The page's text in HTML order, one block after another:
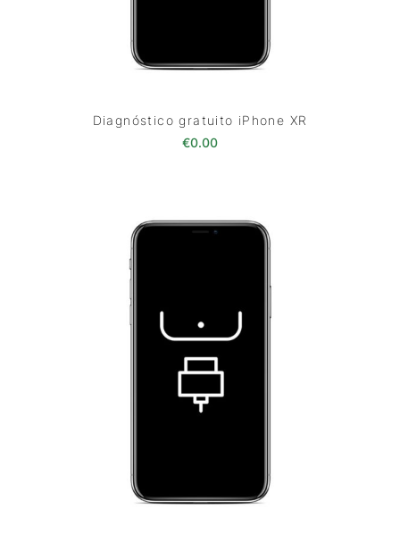
Diagnóstico gratuito iPhone XR
€0.00